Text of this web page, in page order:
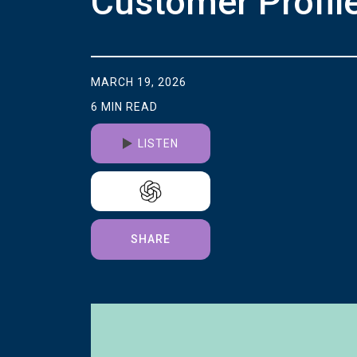
MARCH 19, 2026
6 MIN READ
LISTEN
SHARE